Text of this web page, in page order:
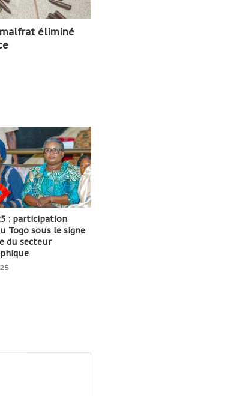
malfrat éliminé
: participation
Togo sous le signe
du secteur